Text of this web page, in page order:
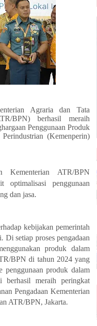
Agraria dan Tata
BPN) berhasil meraih
Penggunaan Produk
(Kemenperin)
ATR/BPN
optimalisasi penggunaan
dan jasa.
kebijakan pemerintah
Di setiap proses pengadaan
produk dalam
BPN di tahun 2024 yang
penggunaan produk dalam
berhasil meraih peringkat
Pengadaan Kementerian
ATR/BPN, Jakarta.